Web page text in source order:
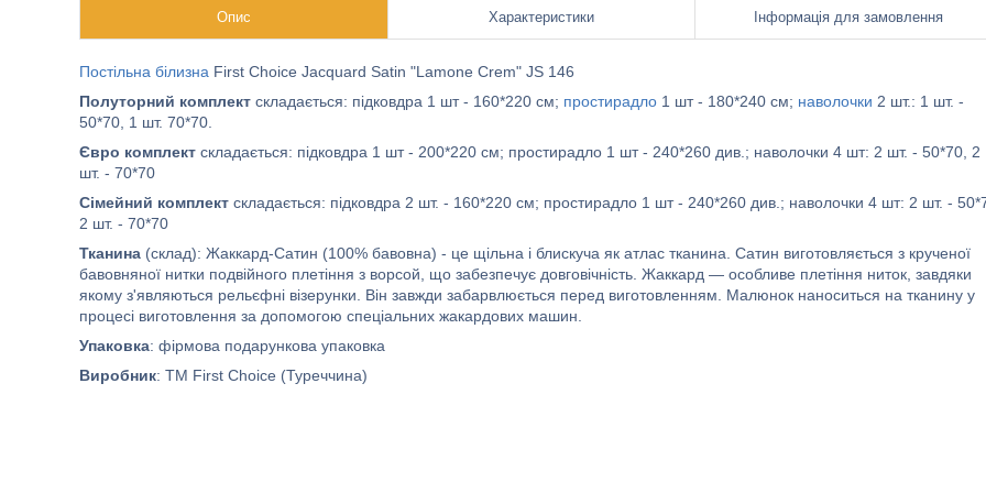
Опис Характеристики Інформація для замовлення
Постільна білизна First Choice Jacquard Satin "Lamone Crem" JS 146
Полуторний комплект складається: підковдра 1 шт - 160*220 см; простирадло 1 шт - 180*240 см; наволочки 2 шт.: 1 шт. -
50*70, 1 шт. 70*70.
Євро комплект складається: підковдра 1 шт - 200*220 см; простирадло 1 шт - 240*260 див.; наволочки 4 шт: 2 шт. - 50*70, 2
шт. - 70*70
Сімейний комплект складається: підковдра 2 шт. - 160*220 см; простирадло 1 шт - 240*260 див.; наволочки 4 шт: 2 шт. -
2 шт. - 70*70
Тканина (склад): Жаккард-Сатин (100% бавовна) - це щільна і блискуча як атлас тканина. Сатин виготовляється з крученої
бавовняної нитки подвійного плетіння з ворсой, що забезпечує довговічність. Жаккард — особливе плетіння ниток, завдяки
якому з'являються рельєфні візерунки. Він завжди забарвлюється перед виготовленням. Малюнок наноситься на тканину у
процесі виготовлення за допомогою спеціальних жакардових машин.
Упаковка: фірмова подарункова упаковка
Виробник: ТМ First Choice (Туреччина)